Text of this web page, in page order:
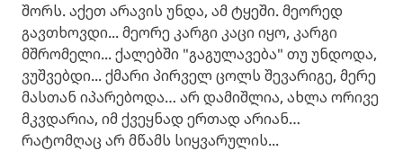
შორს. აქეთ არავის უნდა, ამ ტყეში. მეორედ
გავთხოვდი... მეორე კარგი კაცი იყო, კარგი
მშრომელი... ქალებში "გაგულავება" თუ უნდოდა,
ვუშვებდი... ქმარი პირველ ცოლს შევარიგე, მერე
მასთან იპარებოდა… არ დამიშლია, ახლა ორივე
მკვდარია, იმ ქვეყნად ერთად არიან…
რატომღაც არ მწამს სიყვარულის...